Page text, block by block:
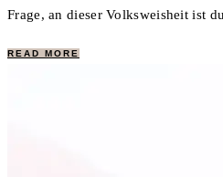
Frage, an dieser Volksweisheit ist
READ MORE